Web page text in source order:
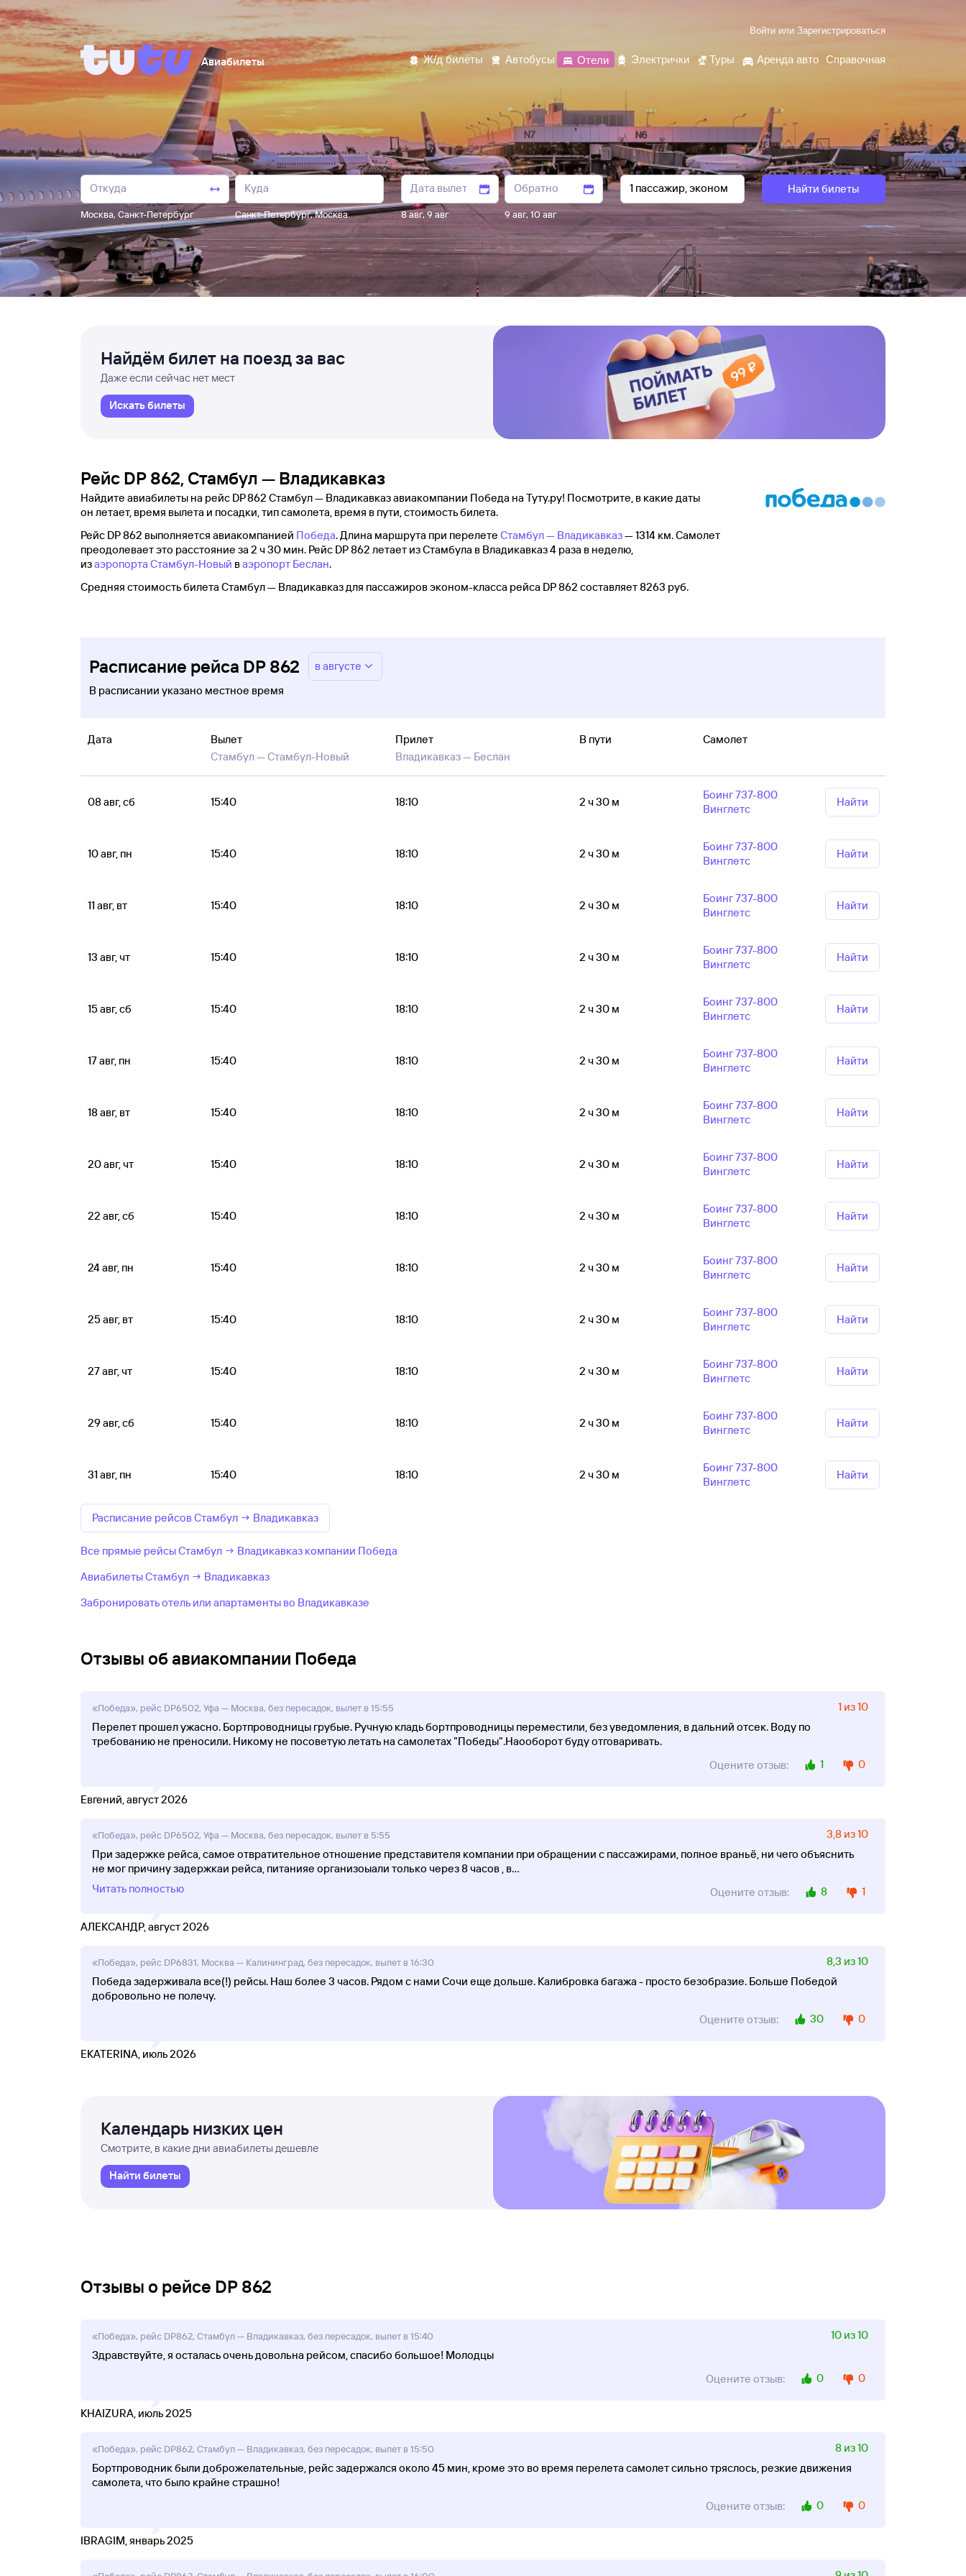
Войти или Зарегистрироваться
Авиабилеты Ж/д билеты Автобусы Отели Электрички Туры Аренда авто Справочная
Москва, Санкт-Петербург Санкт-Петербург,Москва 8 авг, 9 авг 9 авг,10 авг
Найти билеты
Найдём билет на поезд за вас
Даже если сейчас нет мест
Искать билеты
Рейс DP 862, Стамбул — Владикавказ
Найдите авиабилеты на рейс DP 862 Стамбул — Владикавказ авиакомпании Победа на Туту.ру! Посмотрите, в какие даты
он летает, время вылета и посадки, тип самолета, время в пути, стоимость билета.
Рейс DP 862 выполняется авиакомпанией Победа. Длина маршрута при перелете Стамбул — Владикавказ— 1314 км. Самолет
преодолевает это расстояние за 2 ч 30 мин. Рейс DP 862 летает из Стамбула в Владикавказ 4 раза в неделю,
изаэропорта Стамбул-Новый ваэропорт Беслан.
Средняя стоимость билета Стамбул — Владикавказ для пассажиров эконом-класса рейса DP 862 составляет 8263 руб.
Расписание рейса DP 862
в августе
В расписании указано местное время
Дата
Вылет
Стамбул —Стамбул-Новый
Прилет
Владикавказ — Беслан
В пути Самолет
08 авг, сб 15:40 18:10 2 ч 30 м
Боинг 737-800
Винглетс
Найти
10 авг, пн 15:40 18:10 2 ч 30 м
Боинг 737-800
Винглетс
Найти
11 авг, вт 15:40 18:10 2 ч 30 м
Боинг 737-800
Винглетс
Найти
13 авг, чт 15:40 18:10 2 ч 30 м
Боинг 737-800
Винглетс
Найти
15 авг, сб 15:40 18:10 2 ч 30 м
Боинг 737-800
Винглетс
Найти
17 авг, пн 15:40 18:10 2 ч 30 м
Боинг 737-800
Винглетс
Найти
18 авг, вт 15:40 18:10 2 ч 30 м
Боинг 737-800
Винглетс
Найти
20 авг, чт 15:40 18:10 2 ч 30 м
Боинг 737-800
Винглетс
Найти
22 авг, сб 15:40 18:10 2 ч 30 м
Боинг 737-800
Винглетс
Найти
24 авг, пн 15:40 18:10 2 ч 30 м
Боинг 737-800
Винглетс
Найти
25 авг, вт 15:40 18:10 2 ч 30 м
Боинг 737-800
Винглетс
Найти
27 авг, чт 15:40 18:10 2 ч 30 м
Боинг 737-800
Винглетс
Найти
29 авг, сб 15:40 18:10 2 ч 30 м
Боинг 737-800
Винглетс
Найти
31 авг, пн 15:40 18:10 2 ч 30 м
Боинг 737-800
Винглетс
Найти
Расписание рейсов Стамбул → Владикавказ
Все прямые рейсы Стамбул → Владикавказ компании Победа
Авиабилеты Стамбул → Владикавказ
Забронировать отель или апартаменты во Владикавказе
Отзывы об авиакомпании Победа
«Победа», рейс DP6502, Уфа — Москва, без пересадок, вылет в 15:55
1 из 10
Перелет прошел ужасно. Бортпроводницы грубые. Ручную кладь бортпроводницы переместили, без уведомления, в дальний отсек. Воду по
требованию не преносили. Никому не посоветую летать на самолетах "Победы".Наооборот буду отговаривать.
Оцените отзыв:
1 0
Евгений, август 2026
«Победа», рейс DP6502, Уфа — Москва, без пересадок, вылет в 5:55
3,8 из 10
При задержке рейса, самое отвратительное отношение представителя компании при обращении с пассажирами, полное враньё, ни чего объяснить
не мог причину задержкаи рейса, питанияе организоыали только через 8 часов , в...
Читать полностью
Оцените отзыв: 8 1
АЛЕКСАНДР, август 2026
«Победа», рейс DP6831, Москва — Калининград, без пересадок, вылет в 16:30
8,3 из 10
Победа задерживала все(!) рейсы. Наш более 3 часов. Рядом с нами Сочи еще дольше. Калибровка багажа - просто безобразие. Больше Победой
добровольно не полечу.
Оцените отзыв:
30 0
EKATERINA, июль 2026
Календарь низких цен
Смотрите, в какие дни авиабилеты дешевле
Найти билеты
Отзывы о рейсе DP 862
«Победа», рейс DP862, Стамбул — Владикавказ, без пересадок, вылет в 15:40
10 из 10
Здравствуйте, я осталась очень довольна рейсом, спасибо большое! Молодцы
Оцените отзыв:
0 0
KHAIZURA, июль 2025
«Победа», рейс DP862, Стамбул — Владикавказ, без пересадок, вылет в 15:50
8 из 10
Бортпроводник были доброжелательные, рейс задержался около 45 мин, кроме это во время перелета самолет сильно тряслось, резкие движения
самолета, что было крайне страшно!
Оцените отзыв:
0 0
IBRAGIM, январь 2025